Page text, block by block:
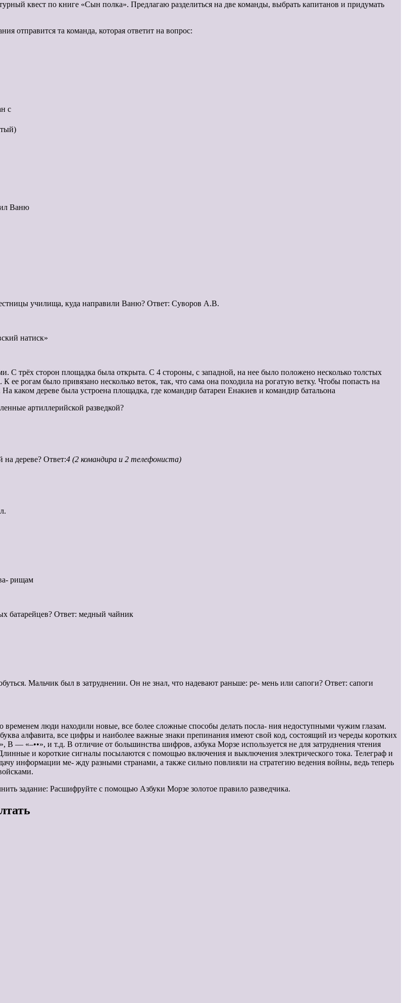
квест по книге «Сын полка». Предлагаю разделиться на две команды, выбрать капитанов и придумать
отправится та команда, которая ответит на вопрос:
с
Ваню
училища, куда направили Ваню? Ответ: Суворов А.В.
натиск»
С трёх сторон площадка была открыта. С 4 стороны, с западной, на нее было положено несколько толстых
рогам было привязано несколько веток, так, что сама она походила на рогатую ветку. Чтобы попасть на
каком дереве была устроена площадка, где командир батареи Енакиев и командир батальона
артиллерийской разведкой?
на дереве? Ответ:4 (2 командира и 2 телефониста)
рищам
батарейцев? Ответ: медный чайник
Мальчик был в затруднении. Он не знал, что надевают раньше: ре- мень или сапоги? Ответ: сапоги
временем люди находили новые, все более сложные способы делать посла- ния недоступными чужим глазам.
алфавита, все цифры и наиболее важные знаки препинания имеют свой код, состоящий из череды коротких
— «–••», и т.д. В отличие от большинства шифров, азбука Морзе используется не для затруднения чтения
и короткие сигналы посылаются с помощью включения и выключения электрического тока. Телеграф и
информации ме- жду разными странами, а также сильно повлияли на стратегию ведения войны, ведь теперь
задание: Расшифруйте с помощью Азбуки Морзе золотое правило разведчика.